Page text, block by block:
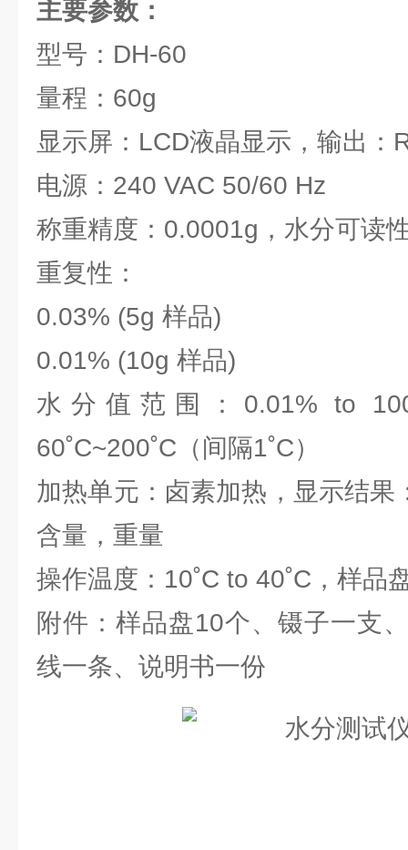
主要参数：
型号：DH-60
量程：60g
显示屏：LCD液晶显示，输出：
电源：240 VAC 50/60 Hz
称重精度：0.0001g，水分可读
重复性：
0.03% (5g 样品)
0.01% (10g 样品)
水分值范围：0.01% to
60˚C~200˚C（间隔1˚C）
加热单元：卤素加热，显示结果
含量，重量
操作温度：10˚C to 40˚C，样品
附件：样品盘10个、镊子一支
线一条、说明书一份